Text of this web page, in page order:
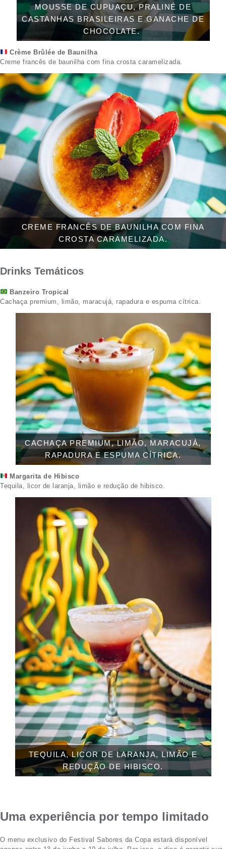
MOUSSE DE CUPUAÇU, PRALINÉ DE
CASTANHAS BRASILEIRAS E GANACHE DE
CHOCOLATE.
Crème Brûlée de Baunilha
Creme francês de baunilha com fina crosta caramelizada.
CREME FRANCÊS DE BAUNILHA COM FINA
CROSTA CARAMELIZADA.
Drinks Temáticos
Banzeiro Tropical
Cachaça premium, limão, maracujá, rapadura e espuma cítrica.
CACHAÇA PREMIUM, LIMÃO, MARACUJÁ,
RAPADURA E ESPUMA CÍTRICA.
Margarita de Hibisco
Tequila, licor de laranja, limão e redução de hibisco.
TEQUILA, LICOR DE LARANJA, LIMÃO E
REDUÇÃO DE HIBISCO.
Uma experiência por tempo limitado
O menu exclusivo do Festival Sabores da Copa estará disponível